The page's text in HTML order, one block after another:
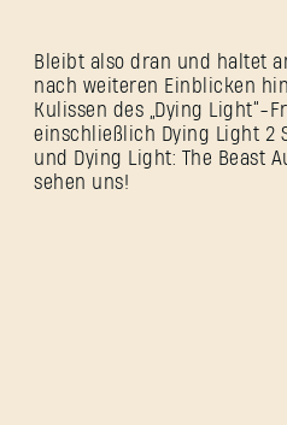
Bleibt also dran und haltet
nach weiteren Einblicken
Kulissen des „Dying Light“-
einschließlich Dying Light 2
und Dying Light: The Beast
sehen uns!